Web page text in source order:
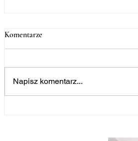
Komentarze
Napisz komentarz...